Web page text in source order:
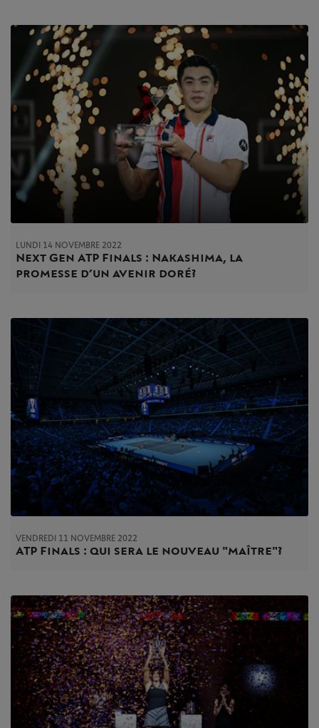
LUNDI 14 NOVEMBRE 2022
Next Gen ATP Finals : Nakashima, la
promesse d’un avenir doré ?
VENDREDI 11 NOVEMBRE 2022
ATP Finals : qui sera le nouveau "maître" ?